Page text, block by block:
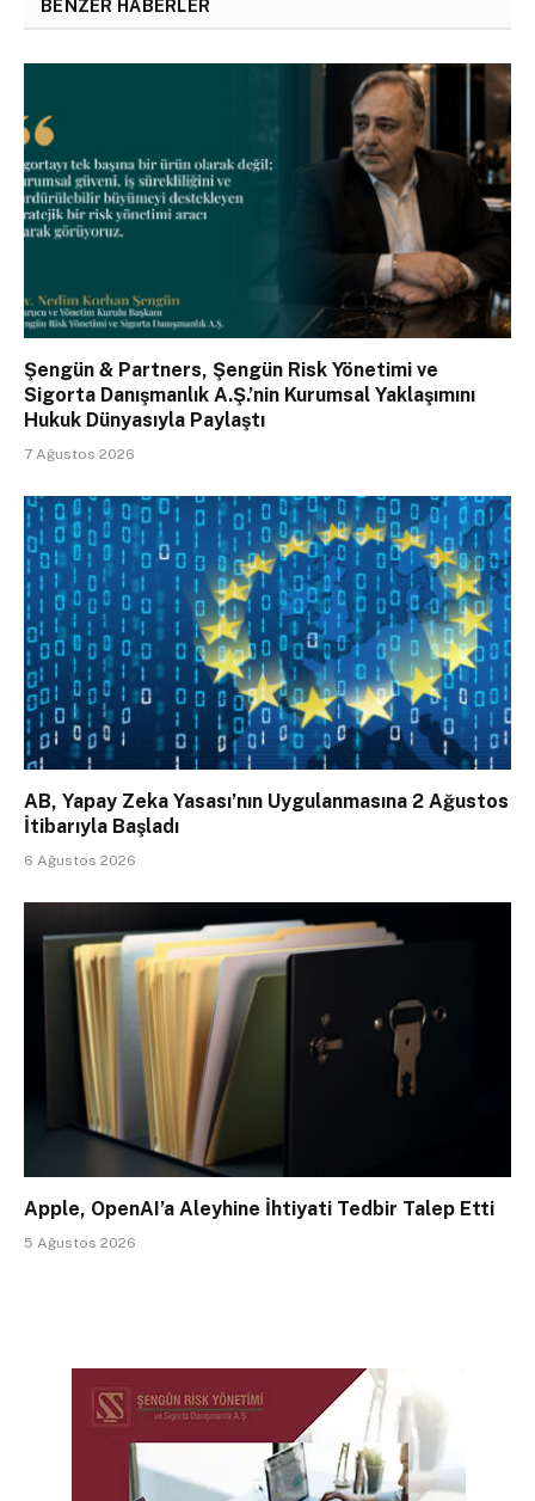
BENZER HABERLER
Şengün & Partners, Şengün Risk Yönetimi ve
Sigorta Danışmanlık A.Ş.’nin Kurumsal Yaklaşımını
Hukuk Dünyasıyla Paylaştı
7 Ağustos 2026
AB, Yapay Zeka Yasası’nın Uygulanmasına 2 Ağustos
İtibarıyla Başladı
6 Ağustos 2026
Apple, OpenAI’a Aleyhine İhtiyati Tedbir Talep Etti
5 Ağustos 2026